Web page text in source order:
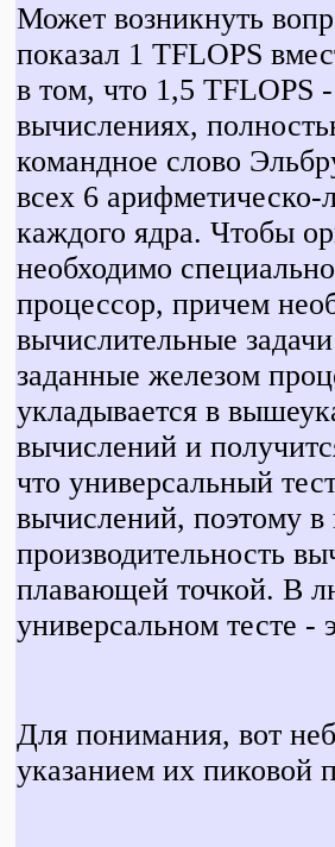
Может возникнуть
показал 1 TFLOPS
в том, что 1,5 TFLOPS
вычислениях,
командное слово
всех 6
каждого ядра. Чтобы
необходимо
процессор, причем
вычислительные
заданные железом
укладывается в
вычислений и
что универсальный
вычислений, поэтому в
производительность
плавающей точкой. В
универсальном тесте -
Для понимания, вот
указанием их пиковой